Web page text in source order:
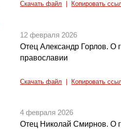
Скачать файл Копировать
12 февраля 2026
Отец Александр Горлов. О
православии
Скачать файл Копировать
4 февраля 2026
Отец Николай Смирнов. О